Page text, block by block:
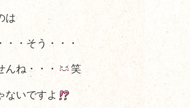
は
・・ そう・・・
んね・・・ 笑
ないですよ